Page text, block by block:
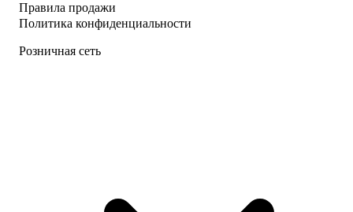
Правила продажи
Политика конфиденциальности
Розничная сеть